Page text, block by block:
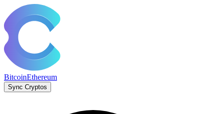
BitcoinEthereum
Sync Cryptos